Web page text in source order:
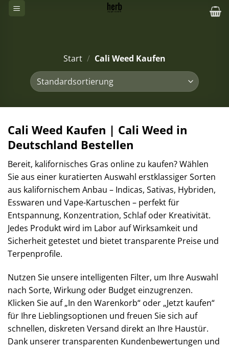
Zum
Start / Cali Weed Kaufen
Cali Weed Kaufen | Cali Weed in
Deutschland Bestellen
Bereit, kalifornisches Gras online zu kaufen? Wählen
Sie aus einer kuratierten Auswahl erstklassiger Sorten
aus kalifornischem Anbau – Indicas, Sativas, Hybriden,
Esswaren und Vape-Kartuschen – perfekt für
Entspannung, Konzentration, Schlaf oder Kreativität.
Jedes Produkt wird im Labor auf Wirksamkeit und
Sicherheit getestet und bietet transparente Preise und
Terpenprofile.
Nutzen Sie unsere intelligenten Filter, um Ihre Auswahl
nach Sorte, Wirkung oder Budget einzugrenzen.
Klicken Sie auf „In den Warenkorb“ oder „Jetzt kaufen“
für Ihre Lieblingsoptionen und freuen Sie sich auf
schnellen, diskreten Versand direkt an Ihre Haustür.
Dank unserer transparenten Kundenbewertungen und